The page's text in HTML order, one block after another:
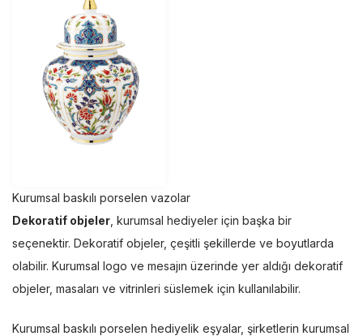
Kurumsal baskılı porselen vazolar
Dekoratif objeler , kurumsal hediyeler için başka bir
seçenektir. Dekoratif objeler, çeşitli şekillerde ve boyutlarda
olabilir. Kurumsal logo ve mesajın üzerinde yer aldığı dekoratif
objeler, masaları ve vitrinleri süslemek için kullanılabilir.
Kurumsal baskılı porselen hediyelik eşyalar, şirketlerin kurumsal